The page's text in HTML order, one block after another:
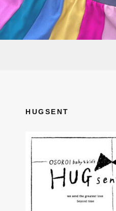
HUGSENT